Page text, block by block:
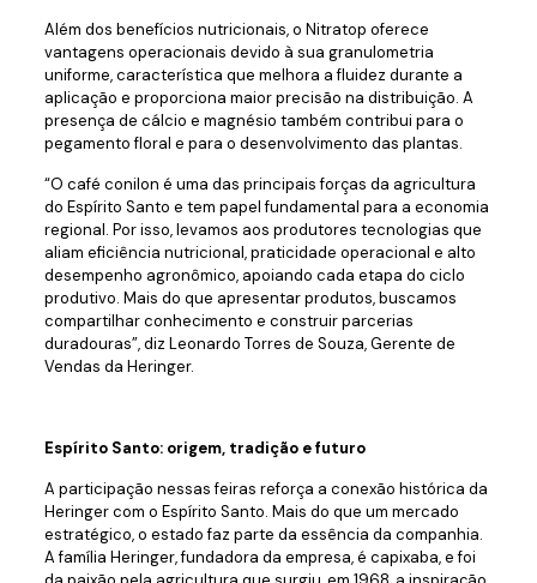
Além dos benefícios nutricionais, o Nitratop oferece
vantagens operacionais devido à sua granulometria
uniforme, característica que melhora a fluidez durante a
aplicação e proporciona maior precisão na distribuição. A
presença de cálcio e magnésio também contribui para o
pegamento floral e para o desenvolvimento das plantas.
“O café conilon é uma das principais forças da agricultura
do Espírito Santo e tem papel fundamental para a economia
regional. Por isso, levamos aos produtores tecnologias que
aliam eficiência nutricional, praticidade operacional e alto
desempenho agronômico, apoiando cada etapa do ciclo
produtivo. Mais do que apresentar produtos, buscamos
compartilhar conhecimento e construir parcerias
duradouras”, diz Leonardo Torres de Souza, Gerente de
Vendas da Heringer.
Espírito Santo: origem, tradição e futuro
A participação nessas feiras reforça a conexão histórica da
Heringer com o Espírito Santo. Mais do que um mercado
estratégico, o estado faz parte da essência da companhia.
A família Heringer, fundadora da empresa, é capixaba, e foi